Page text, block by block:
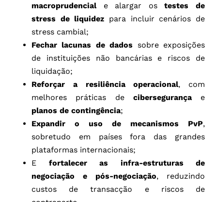
macroprudenciale alargar ostestes de
stress de liquidez para incluir cenários de
stress cambial;
Fechar lacunas de dados sobre exposições
de instituições não bancárias e riscos de
liquidação;
Reforçar a resiliência operacional, com
melhores práticas de cibersegurançae
planos de contingência;
Expandir o uso de mecanismos PvP,
sobretudo em países fora das grandes
plataformas internacionais;
E fortalecer as infra-estruturas de
negociação e pós-negociação, reduzindo
custos de transacção e riscos de